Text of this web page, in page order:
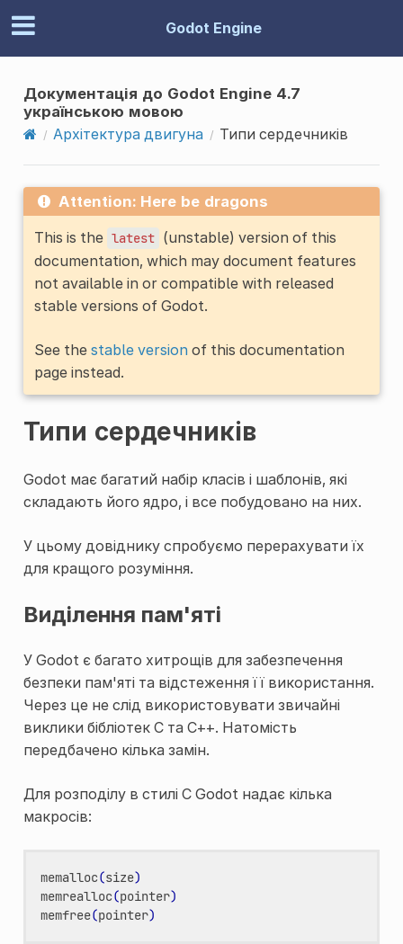
Godot Engine
Документація до Godot Engine 4.7
українською мовою
Архітектура двигуна
Типи сердечників
Attention: Here be dragons
This is the latest (unstable) version of this
documentation, which may document features
not available in or compatible with released
stable versions of Godot.
See the stable versionof this documentation
page instead.
Типи сердечників
Godot має багатий набір класів і шаблонів, які
складають його ядро, і все побудовано на них.
У цьому довіднику спробуємо перерахувати їх
для кращого розуміння.
Виділення пам'яті
У Godot є багато хитрощів для забезпечення
безпеки пам'яті та відстеження її використання.
Через це не слід використовувати звичайні
виклики бібліотек C та C++. Натомість
передбачено кілька замін.
Для розподілу в стилі C Godot надає кілька
макросів:
memalloc(size)
memrealloc(pointer)
memfree(pointer)